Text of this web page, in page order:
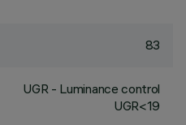
83
UGR - Luminance control
UGR<19